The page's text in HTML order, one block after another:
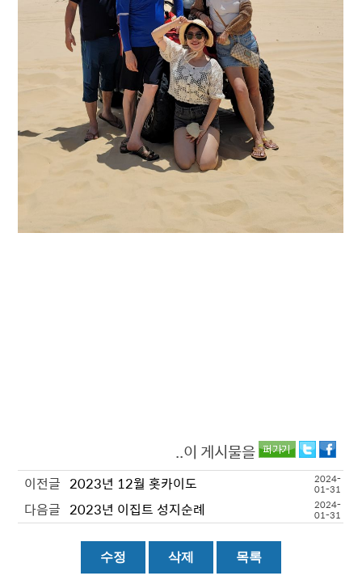
..이 게시물을
이전글 2023년 12월 홋카이도 2024-
01-31
다음글 2023년 이집트 성지순례 2024-
01-31